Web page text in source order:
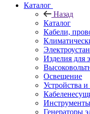
Каталог
Назад
Каталог
Кабели,
Изделия для
Освещение
Устройства и
Генераторы